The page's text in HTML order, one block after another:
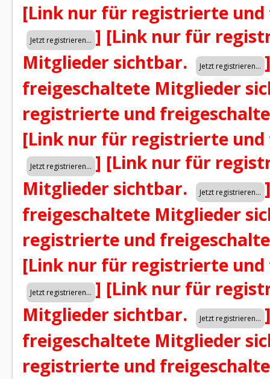
[Link nur für registrierte
] [Link nur für
Mitglieder sichtbar.
]
freigeschaltete Mitglieder
registrierte und
[Link nur für registrierte
] [Link nur für
Mitglieder sichtbar.
]
freigeschaltete Mitglieder
registrierte und
[Link nur für registrierte
] [Link nur für
Mitglieder sichtbar.
]
freigeschaltete Mitglieder
registrierte und